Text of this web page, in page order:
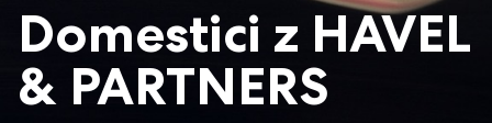
Domestici z HAVEL
& PARTNERS